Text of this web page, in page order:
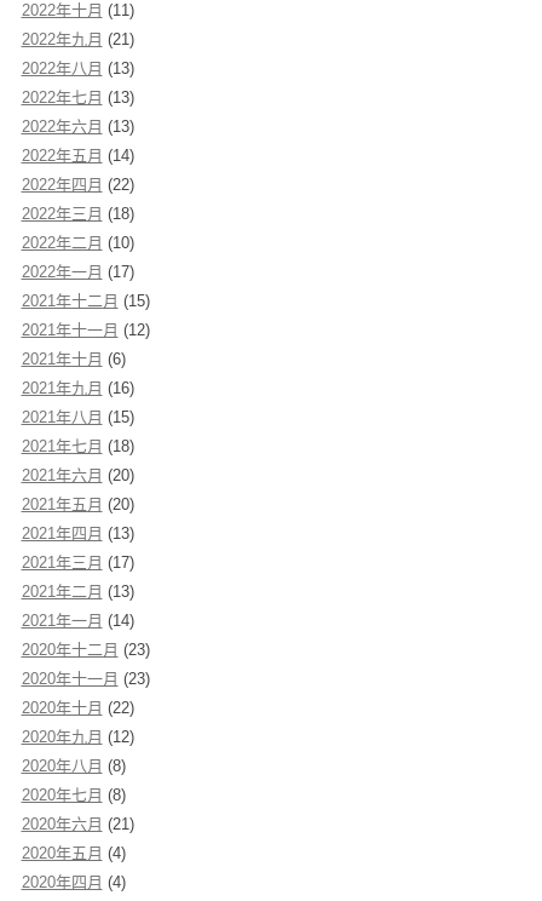
2022年十月 (11)
2022年九月 (21)
2022年八月 (13)
2022年七月 (13)
2022年六月 (13)
2022年五月 (14)
2022年四月 (22)
2022年三月 (18)
2022年二月 (10)
2022年一月 (17)
2021年十二月 (15)
2021年十一月 (12)
2021年十月 (6)
2021年九月 (16)
2021年八月 (15)
2021年七月 (18)
2021年六月 (20)
2021年五月 (20)
2021年四月 (13)
2021年三月 (17)
2021年二月 (13)
2021年一月 (14)
2020年十二月 (23)
2020年十一月 (23)
2020年十月 (22)
2020年九月 (12)
2020年八月 (8)
2020年七月 (8)
2020年六月 (21)
2020年五月 (4)
2020年四月 (4)